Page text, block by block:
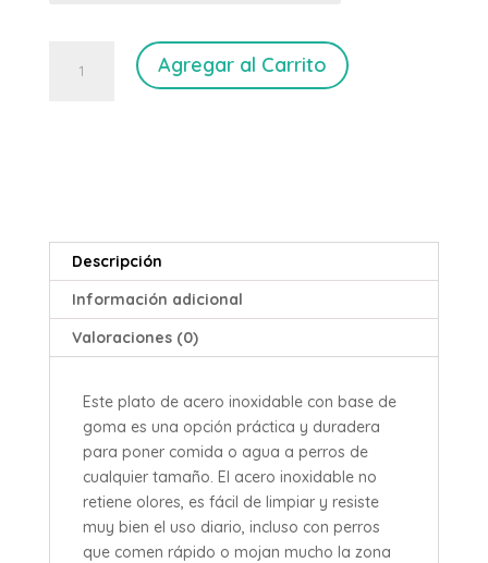
Agregar al Carrito
Descripción
Información adicional
Valoraciones (0)
Este plato de acero inoxidable con base de
goma es una opción práctica y duradera
para poner comida o agua a perros de
cualquier tamaño. El acero inoxidable no
retiene olores, es fácil de limpiar y resiste
muy bien el uso diario, incluso con perros
que comen rápido o mojan mucho la zona